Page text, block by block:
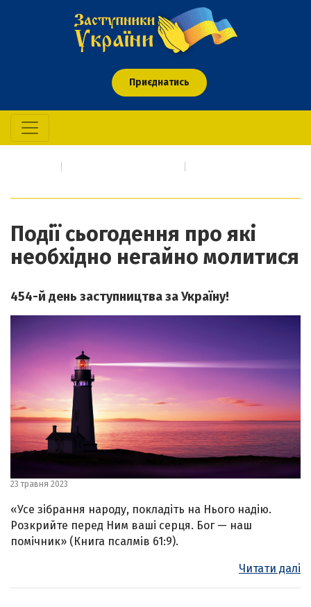
Приєднатись
Події сьогодення про які
необхідно негайно молитися
454-й день заступництва за Україну!
23 травня 2023
«Усе зібрання народу, покладіть на Нього надію.
Розкрийте перед Ним ваші серця. Бог — наш
помічник» (Книга псалмів 61:9).
Читати далі